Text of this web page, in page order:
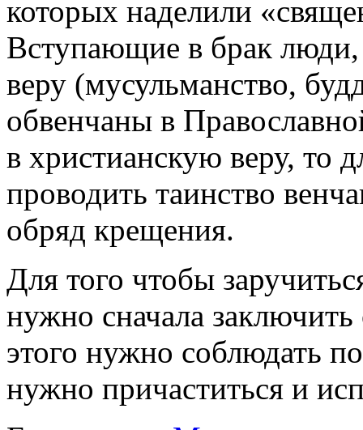
которых наделили
Вступающие в брак
веру (мусульманство,
обвенчаны в
в христианскую веру, то
проводить таинство
обряд крещения.
Для того чтобы
нужно сначала
этого нужно соблюдать
нужно причаститься и